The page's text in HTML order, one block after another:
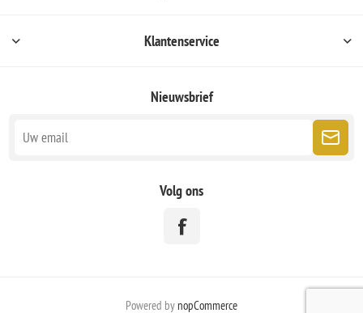
Klantenservice
Nieuwsbrief
Volg ons
Powered by nopCommerce